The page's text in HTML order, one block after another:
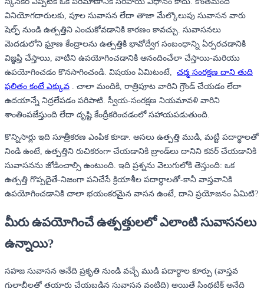
వినియోగదారులకు, పూల సువాసన లేదా తాజా మేల్కొలుపు సువాసన వారు
షెల్ఫ్ నుండి ఉత్పత్తిని ఎంచుకోవడానికి కారణం కావచ్చు. సువాసనలు
మెదడులోని ఘ్రాణ కేంద్రాలను ఉత్పత్తికి భావోద్వేగ సంబంధాన్ని ఏర్పరచడానికి
విజ్ఞప్తి చేస్తాయి, వాటిని ఉపయోగించడానికి ఆనందించేలా చేస్తాయి-మరియు
ఉపయోగించడం కొనసాగించండి. విషయం ఏమిటంటే, చర్మ సంరక్షణ దాని తుది
ఫలితం కంటే ఎక్కువ . చాలా మందికి, రాత్రిపూట వారిని గ్రౌండ్ చేయడం లేదా
ఉదయాన్నే నిద్రలేపడం పరిపాటి. స్వీయ-సంరక్షణ నియమావళి వారిని
శాంతింపజేస్తుంది లేదా దృష్టి కేంద్రీకరించడంలో సహాయపడుతుంది.
కొన్నిసార్లు ఇది సూత్రీకరణ ఎంపిక కూడా. అసలు ఉత్పత్తి ముడి, మట్టి పదార్థాలతో
నిండి ఉంటే, ఉత్పత్తిని రుచికరంగా చేయడానికి బ్రాండ్‌లు దానిని కవర్ చేయడానికి
సువాసనను జోడించాల్సి ఉంటుంది. ఇది ప్రశ్నను వెలుగులోకి తెస్తుంది: ఒక
ఉత్పత్తి గొప్పదైతే-నిజంగా పనిచేసే క్రియాశీల పదార్ధాలతో-కానీ వాస్తవానికి
ఉపయోగించడానికి చాలా భయంకరమైన వాసన ఉంటే, దాని ప్రయోజనం ఏమిటి?
మీరు ఉపయోగించే ఉత్పత్తులలో ఎలాంటి సువాసనలు
ఉన్నాయి?
సహజ సువాసన అనేది ప్రకృతి నుండి వచ్చే ముడి పదార్థాల కూర్పు (వాస్తవ
గులాబీలతో తయారు చేయబడిన సువాసన వంటిది) అయితే సింథటిక్ అనేది